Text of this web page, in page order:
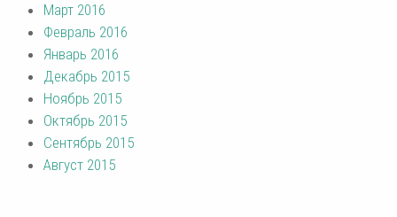
Март 2016
Февраль 2016
Январь 2016
Декабрь 2015
Ноябрь 2015
Октябрь 2015
Сентябрь 2015
Август 2015